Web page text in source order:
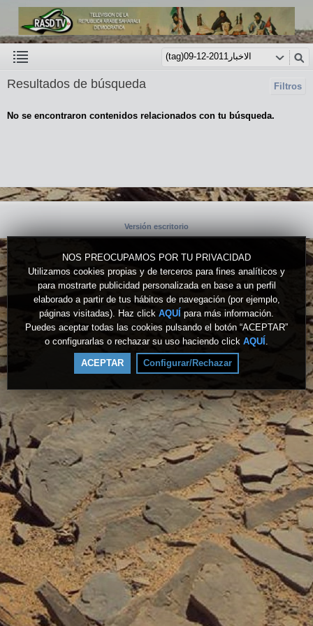
NOS PREOCUPAMOS POR TU PRIVACIDAD
Utilizamos cookies propias y de terceros para fines analíticos y
para mostrarte publicidad personalizada en base a un perfil
elaborado a partir de tus hábitos de navegación (por ejemplo,
páginas visitadas). Haz click AQUÍ para más información.
Puedes aceptar todas las cookies pulsando el botón “ACEPTAR”
o configurarlas o rechazar su uso haciendo click AQUÍ .
ACEPTAR Configurar/Rechazar
Filtros
Resultados de búsqueda
No se encontraron contenidos relacionados con tu búsqueda.
Versión escritorio